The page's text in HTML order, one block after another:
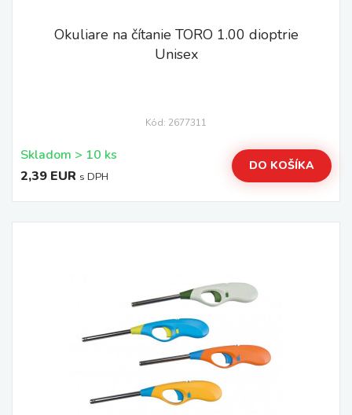
Okuliare na čítanie TORO 1.00 dioptrie
Unisex
Kód: 2677311
Skladom > 10 ks
2,39 EUR s DPH
DO KOŠÍKA